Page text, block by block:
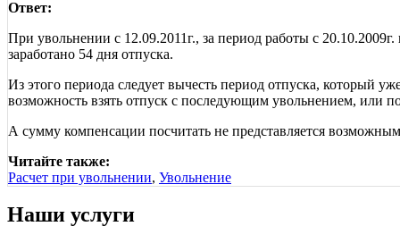
Ответ:
При увольнении с 12.09.2011г., за период работы с
заработано 54 дня отпуска.
Из этого периода следует вычесть период отпуска, который
возможность взять отпуск с последующим увольнением, или
А сумму компенсации посчитать не представляется
Читайте также:
Расчет при увольнении, Увольнение
Наши услуги